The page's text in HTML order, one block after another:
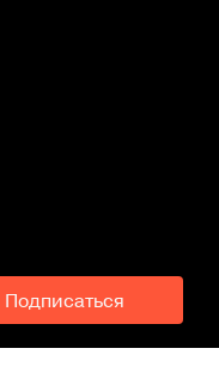
Подписаться